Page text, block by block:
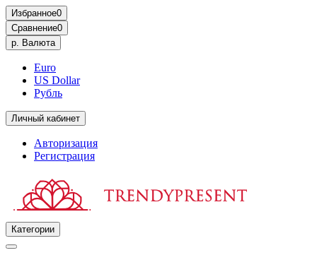
Избранное0
Сравнение0
р. Валюта
Euro
US Dollar
Рубль
Личный кабинет
Авторизация
Регистрация
Категории